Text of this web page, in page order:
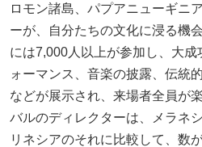
ロモン諸島、パプアニューギニ
ーが、自分たちの文化に浸る機
には7,000人以上が参加し、大
ォーマンス、音楽の披露、伝統
などが展示され、来場者全員が
バルのディレクターは、メラネ
リネシアのそれに比較して、数